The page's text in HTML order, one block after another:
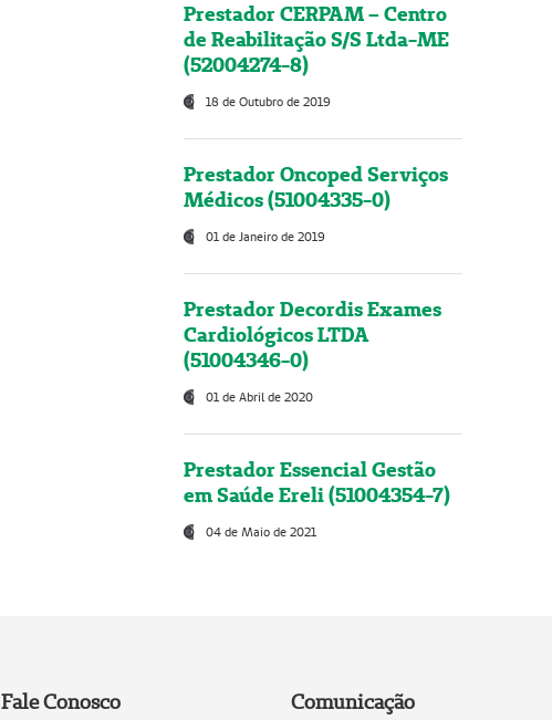
Prestador CERPAM – Centro
de Reabilitação S/S Ltda-ME
(52004274-8)
18 de Outubro de 2019
Prestador Oncoped Serviços
Médicos (51004335-0)
01 de Janeiro de 2019
Prestador Decordis Exames
Cardiológicos LTDA
(51004346-0)
01 de Abril de 2020
Prestador Essencial Gestão
em Saúde Ereli (51004354-7)
04 de Maio de 2021
Fale Conosco Comunicação